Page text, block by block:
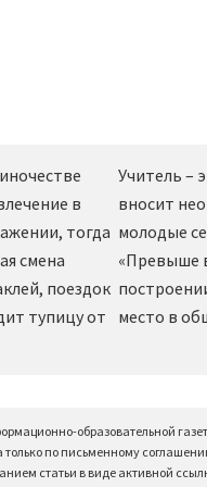
в
тогда
смена
поездок
тупицу от
Учитель –
вносит
молодые
«Превыше
место в
образовательной
по письменному
статьи в виде активной